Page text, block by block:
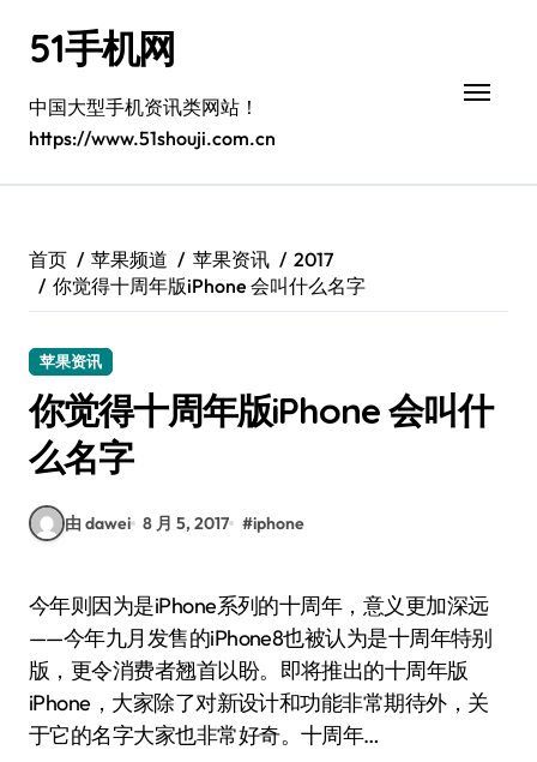
51手机网
中国大型手机资讯类网站！
https://www.51shouji.com.cn
首页 苹果频道 苹果资讯
2017
你觉得十周年版iPhone 会叫什么名字
苹果资讯
你觉得十周年版iPhone 会叫什
么名字
由 dawei 8 月 5, 2017 #iphone
今年则因为是iPhone系列的十周年，意义更加深远
——今年九月发售的iPhone8也被认为是十周年特别
版，更令消费者翘首以盼。即将推出的十周年版
iPhone，大家除了对新设计和功能非常期待外，关
于它的名字大家也非常好奇。十周年…